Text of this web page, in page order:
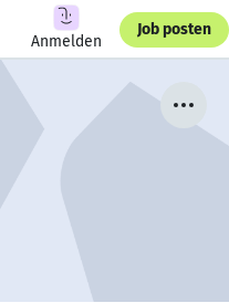
Anmelden
Job posten